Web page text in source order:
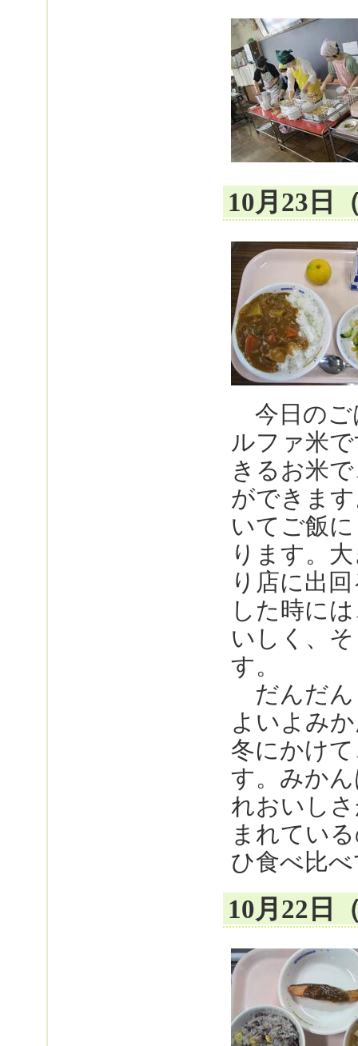
10月23日
今日のご
ルファ米
きるお米
ができま
いてご飯
ります。
り店に出
した時に
いしく、
す。
だんだん
よいよみ
冬にかけ
す。みか
れおいし
まれてい
ひ食べ比
10月22日